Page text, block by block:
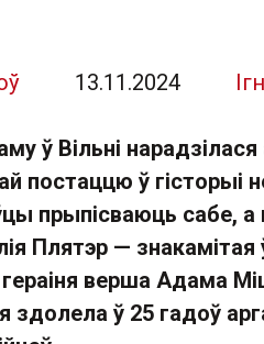
13.11.2024
ў Вільні
постаццю ў гісторыі
прыпісваюць сабе,
Плятэр — знакамітая
верша Адама
здолела ў 25 гадоў